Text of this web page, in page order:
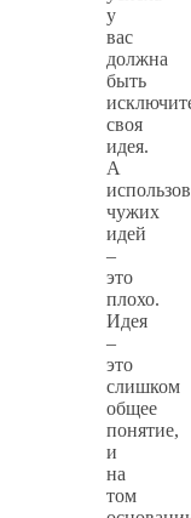
у
вас
должна
быть
своя
идея.
А
чужих
идей
–
это
плохо.
Идея
–
это
слишком
общее
понятие,
и
на
том